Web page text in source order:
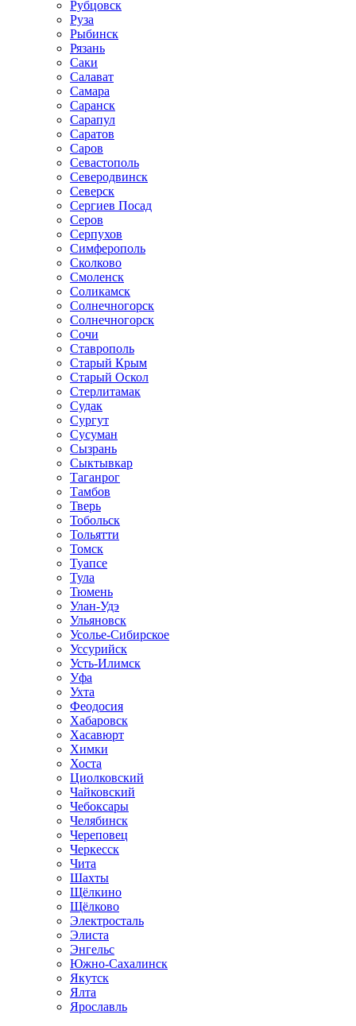
Рубцовск
Руза
Рыбинск
Рязань
Саки
Салават
Самара
Саранск
Сарапул
Саратов
Саров
Севастополь
Северодвинск
Северск
Сергиев Посад
Серов
Серпухов
Симферополь
Сколково
Смоленск
Соликамск
Солнечногорск
Солнечногорск
Сочи
Ставрополь
Старый Крым
Старый Оскол
Стерлитамак
Судак
Сургут
Сусуман
Сызрань
Сыктывкар
Таганрог
Тамбов
Тверь
Тобольск
Тольятти
Томск
Туапсе
Тула
Тюмень
Улан-Удэ
Ульяновск
Усолье-Сибирское
Уссурийск
Усть-Илимск
Уфа
Ухта
Феодосия
Хабаровск
Хасавюрт
Химки
Хоста
Циолковский
Чайковский
Чебоксары
Челябинск
Череповец
Черкесск
Чита
Шахты
Щёлкино
Щёлково
Электросталь
Элиста
Энгельс
Южно-Сахалинск
Якутск
Ялта
Ярославль